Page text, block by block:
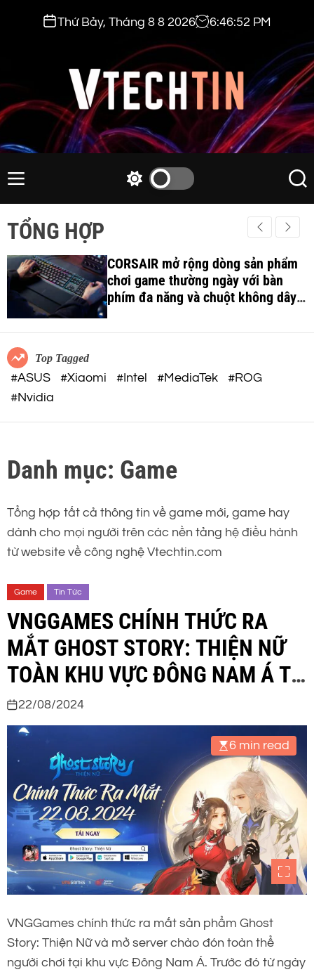
t
o
c
o
e
Thứ Bảy, Tháng 8 8 2026 6:46:53 PM
v
c
h
t
i
n
.
c
m
M
e
w
h
c
o
o
d
S
e
a
r
h
TỔNG HỢP
CORSAIR mở rộng dòng sản phẩm
chơi game thường ngày với bàn
phím đa năng và chuột không dây
công thái học
Top Tagged
#ASUS #Xiaomi #Intel #MediaTek
#ROG
#Nvidia
Danh mục: Game
Tổng hợp tất cả thông tin về game mới, game hay
dành cho mọi người trên các nền tảng hệ điều hành
từ website về công nghệ Vtechtin.com
Game Tin Tức
VNGGAMES CHÍNH THỨC RA
MẮT GHOST STORY: THIỆN NỮ
TOÀN KHU VỰC ĐÔNG NAM Á TỪ
NGÀY 22/08
22/08/2024
6 min read
VNGGames chính thức ra mắt sản phẩm Ghost
Story: Thiện Nữ và mở server chào đón toàn thể
người chơi tại khu vực Đông Nam Á. Trước đó từ ngày